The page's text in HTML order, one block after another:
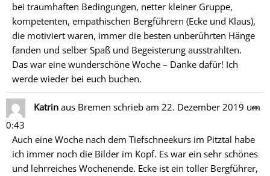
bei traumhaften Bedingungen, netter kleiner Gruppe,
kompetenten, empathischen Bergführern (Ecke und Klaus),
die motiviert waren, immer die besten unberührten Hänge
fanden und selber Spaß und Begeisterung ausstrahlten.
Das war eine wunderschöne Woche – Danke dafür! Ich
werde wieder bei euch buchen.
Katrin aus Bremen schrieb am 22. Dezember 2019 um
0:43
Auch eine Woche nach dem Tiefschneekurs im Pitztal habe
ich immer noch die Bilder im Kopf. Es war ein sehr schönes
und lehrreiches Wochenende. Ecke ist ein toller Bergführer,
…